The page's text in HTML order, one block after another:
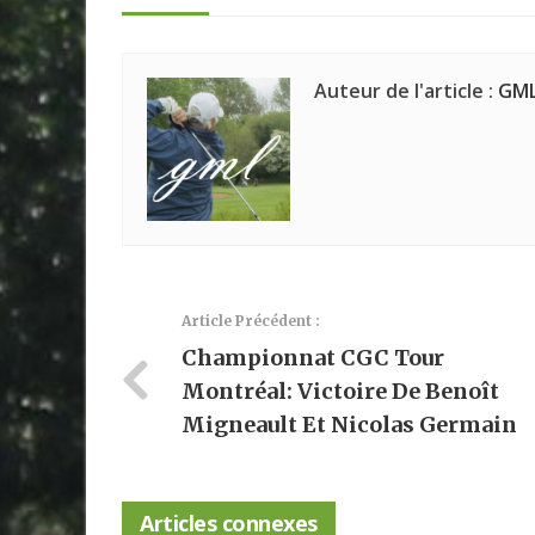
Auteur de l'article :
Article Précédent :
Championnat CGC Tour
Montréal: Victoire De Benoît
Migneault Et Nicolas Germain
Articles connexes